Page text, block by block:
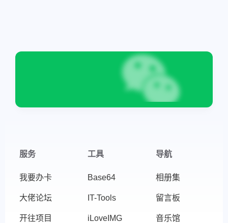
服务
我要办卡
大佬论坛
开往项目
工具
Base64
IT-Tools
iLoveIMG
导航
相册集
留言板
音乐馆